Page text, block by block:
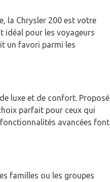
la Chrysler 200 est votre
idéal pour les voyageurs
un favori parmi les
luxe et de confort. Proposé
parfait pour ceux qui
avancées font
familles ou les groupes